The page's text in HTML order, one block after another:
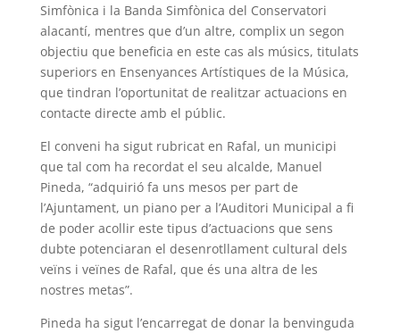
Simfònica i la Banda Simfònica del Conservatori
alacantí, mentres que d’un altre, complix un segon
objectiu que beneficia en este cas als músics, titulats
superiors en Ensenyances Artístiques de la Música,
que tindran l’oportunitat de realitzar actuacions en
contacte directe amb el públic.
El conveni ha sigut rubricat en Rafal, un municipi
que tal com ha recordat el seu alcalde, Manuel
Pineda, “adquirió fa uns mesos per part de
l’Ajuntament, un piano per a l’Auditori Municipal a fi
de poder acollir este tipus d’actuacions que sens
dubte potenciaran el desenrotllament cultural dels
veïns i veïnes de Rafal, que és una altra de les
nostres metas”.
Pineda ha sigut l’encarregat de donar la benvinguda